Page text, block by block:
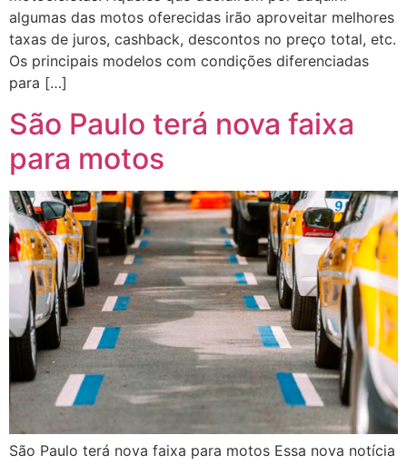
algumas das motos oferecidas irão aproveitar melhores
taxas de juros, cashback, descontos no preço total, etc.
Os principais modelos com condições diferenciadas
para […]
São Paulo terá nova faixa
para motos
São Paulo terá nova faixa para motos Essa nova notícia